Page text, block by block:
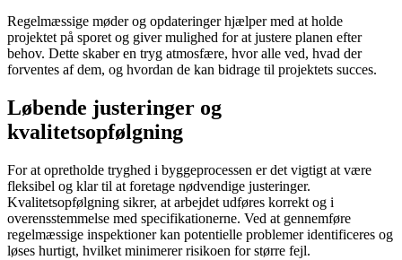
Regelmæssige møder og opdateringer hjælper med at holde
projektet på sporet og giver mulighed for at justere planen efter
behov. Dette skaber en tryg atmosfære, hvor alle ved, hvad der
forventes af dem, og hvordan de kan bidrage til projektets succes.
Løbende justeringer og
kvalitetsopfølgning
For at opretholde tryghed i byggeprocessen er det vigtigt at være
fleksibel og klar til at foretage nødvendige justeringer.
Kvalitetsopfølgning sikrer, at arbejdet udføres korrekt og i
overensstemmelse med specifikationerne. Ved at gennemføre
regelmæssige inspektioner kan potentielle problemer identificeres og
løses hurtigt, hvilket minimerer risikoen for større fejl.